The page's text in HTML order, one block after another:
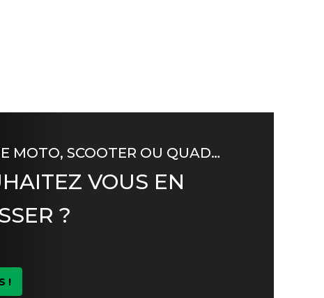
MOTO, SCOOTER OU QUAD…
VOUS EN
?
!